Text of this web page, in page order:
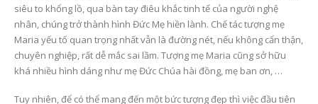
siêu to khổng lồ, qua bàn tay điêu khắc tinh tế của người nghệ
nhân, chúng trở thành hình Đức Mẹ hiền lành. Chế tác tượng mẹ
Maria yếu tố quan trọng nhất vẫn là đường nét, nếu không cẩn thận,
chuyên nghiệp, rất dễ mắc sai lầm. Tượng mẹ Maria cũng sở hữu
khá nhiều hình dáng như mẹ Đức Chúa hài đồng, mẹ ban ơn, …
Tuy nhiên, để có thể mang đến một bức tượng đẹp thì việc đầu tiên